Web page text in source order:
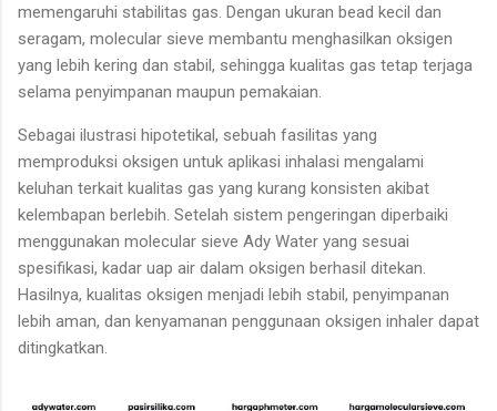
memengaruhi stabilitas gas. Dengan ukuran bead kecil dan
seragam, molecular sieve membantu menghasilkan oksigen
yang lebih kering dan stabil, sehingga kualitas gas tetap terjaga
selama penyimpanan maupun pemakaian.
Sebagai ilustrasi hipotetikal, sebuah fasilitas yang
memproduksi oksigen untuk aplikasi inhalasi mengalami
keluhan terkait kualitas gas yang kurang konsisten akibat
kelembapan berlebih. Setelah sistem pengeringan diperbaiki
menggunakan molecular sieve Ady Water yang sesuai
spesifikasi, kadar uap air dalam oksigen berhasil ditekan.
Hasilnya, kualitas oksigen menjadi lebih stabil, penyimpanan
lebih aman, dan kenyamanan penggunaan oksigen inhaler dapat
ditingkatkan.